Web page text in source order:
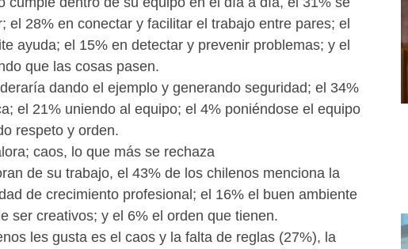
el 28% en conectar y facilitar el trabajo entre pares; el
ayuda; el 15% en detectar y prevenir problemas; y el
que las cosas pasen.
dando el ejemplo y generando seguridad; el 34%
el 21% uniendo al equipo; el 4% poniéndose el equipo
respeto y orden.
caos, lo que más se rechaza
de su trabajo, el 43% de los chilenos menciona la
de crecimiento profesional; el 16% el buen ambiente
ser creativos; y el 6% el orden que tienen.
les gusta es el caos y la falta de reglas (27%), la